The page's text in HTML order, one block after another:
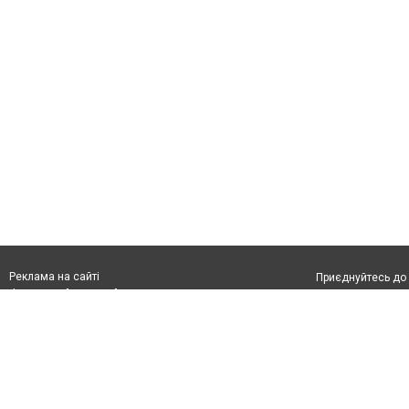
Реклама на сайті
Франшиза "CitySites"
Приєднуйтесь до